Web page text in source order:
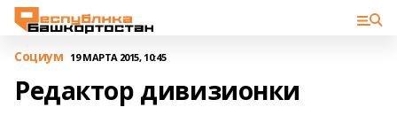
Cоциум 19 МАРТА 2015, 10:45
Редактор дивизионки